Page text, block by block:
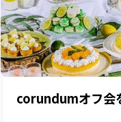
corundumオフ会